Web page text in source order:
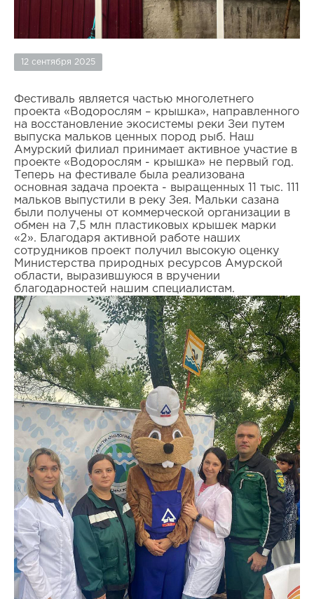
12 сентября 2025
Фестиваль является частью многолетнего
проекта «Водорослям – крышка», направленного
на восстановление экосистемы реки Зеи путем
выпуска мальков ценных пород рыб. Наш
Амурский филиал принимает активное участие в
проекте «Водорослям - крышка» не первый год.
Теперь на фестивале была реализована
основная задача проекта - выращенных 11 тыс. 111
мальков выпустили в реку Зея. Мальки сазана
были получены от коммерческой организации в
обмен на 7,5 млн пластиковых крышек марки
«2». Благодаря активной работе наших
сотрудников проект получил высокую оценку
Министерства природных ресурсов Амурской
области, выразившуюся в вручении
благодарностей нашим специалистам.